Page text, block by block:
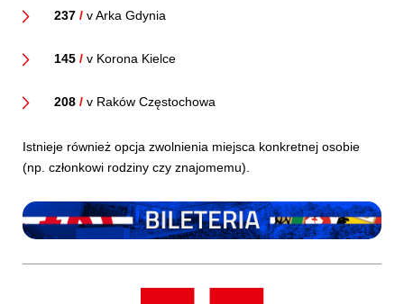
237 / v Arka Gdynia
145 / v Korona Kielce
208 / v Raków Częstochowa
Istnieje również opcja zwolnienia miejsca konkretnej osobie
(np. członkowi rodziny czy znajomemu).